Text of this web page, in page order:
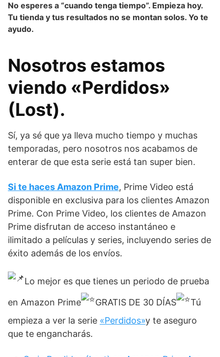
No esperes a “cuando tenga tiempo”. Empieza hoy.
Tu tienda y tus resultados no se montan solos. Yo te
ayudo.
Nosotros estamos
viendo «Perdidos»
(Lost).
Sí, ya sé que ya lleva mucho tiempo y muchas
temporadas, pero nosotros nos acabamos de
enterar de que esta serie está tan super bien.
Si te haces Amazon Prime, Prime Video está
disponible en exclusiva para los clientes Amazon
Prime. Con Prime Video, los clientes de Amazon
Prime disfrutan de acceso instantáneo e
ilimitado a películas y series, incluyendo series de
éxito además de los envíos.
Lo mejor es que tienes un periodo de prueba
en Amazon Prime GRATIS DE 30 DÍAS
Tú
empieza a ver la serie «Perdidos»y te aseguro
que te engancharás.